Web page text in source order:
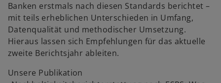
Banken erstmals nach diesen Standards berichtet –
mit teils erheblichen Unterschieden in Umfang,
Datenqualität und methodischer Umsetzung.
Hieraus lassen sich Empfehlungen für das aktuelle
zweite Berichtsjahr ableiten.
Unsere Publikation